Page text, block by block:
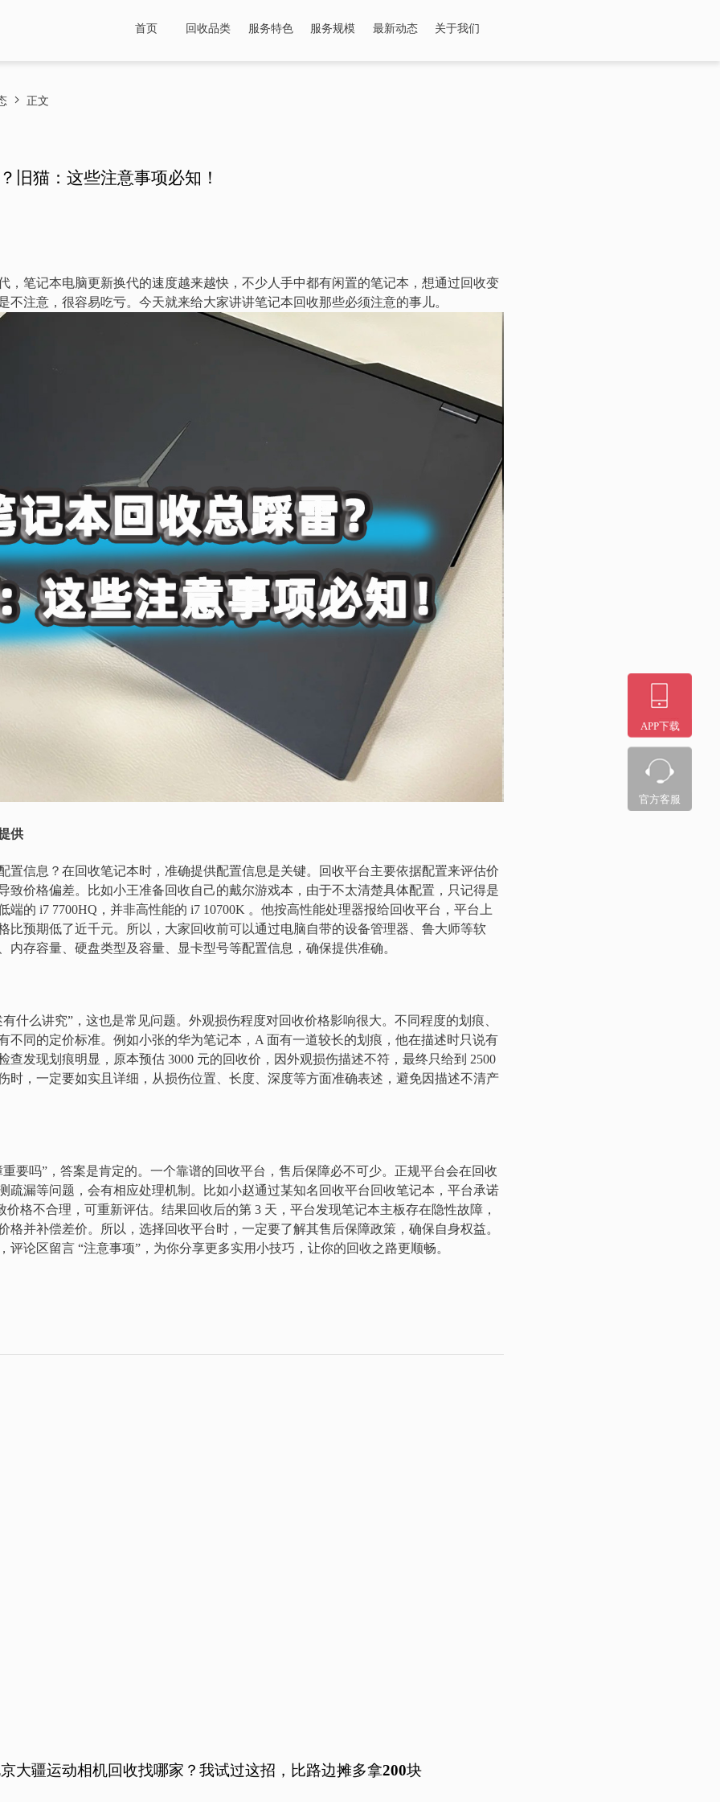
首页 回收品类 服务特色 服务规模 最新动态 关于我们
APP下载
官方客服
正文
旧猫：这些注意事项必知！
，笔记本电脑更新换代的速度越来越快，不少人手中都有闲置的笔记本，想通过回收变
不注意，很容易吃亏。今天就来给大家讲讲笔记本回收那些必须注意的事儿。
供
置信息？在回收笔记本时，准确提供配置信息是关键。回收平台主要依据配置来评估价
致价格偏差。比如小王准备回收自己的戴尔游戏本，由于不太清楚具体配置，只记得是
端的 i7 7700HQ，并非高性能的 i7 10700K 。他按高性能处理器报给回收平台，平台上
比预期低了近千元。所以，大家回收前可以通过电脑自带的设备管理器、鲁大师等软
内存容量、硬盘类型及容量、显卡型号等配置信息，确保提供准确。
什么讲究”，这也是常见问题。外观损伤程度对回收价格影响很大。不同程度的划痕、
不同的定价标准。例如小张的华为笔记本，A 面有一道较长的划痕，他在描述时只说有
查发现划痕明显，原本预估 3000 元的回收价，因外观损伤描述不符，最终只给到 2500
时，一定要如实且详细，从损伤位置、长度、深度等方面准确表述，避免因描述不清产
要吗”，答案是肯定的。一个靠谱的回收平台，售后保障必不可少。正规平台会在回收
疏漏等问题，会有相应处理机制。比如小赵通过某知名回收平台回收笔记本，平台承诺
价格不合理，可重新评估。结果回收后的第 3 天，平台发现笔记本主板存在隐性故障，
格并补偿差价。所以，选择回收平台时，一定要了解其售后保障政策，确保自身权益。
评论区留言 “注意事项”，为你分享更多实用小技巧，让你的回收之路更顺畅。
大疆运动相机回收找哪家？我试过这招，比路边摊多拿200块